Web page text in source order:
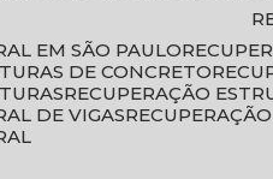
EM SÃO PAULO
DE CONCRETO
RECUPERAÇÃO
DE VIGAS